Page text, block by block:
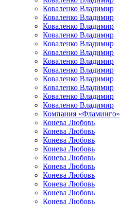
Коваленко Владимир
Коваленко Владимир
Коваленко Владимир
Коваленко Владимир
Коваленко Владимир
Коваленко Владимир
Коваленко Владимир
Коваленко Владимир
Коваленко Владимир
Коваленко Владимир
Коваленко Владимир
Коваленко Владимир
Компания «Фламинго»
Конева Любовь
Конева Любовь
Конева Любовь
Конева Любовь
Конева Любовь
Конева Любовь
Конева Любовь
Конева Любовь
Конева Любовь
Конева Любовь